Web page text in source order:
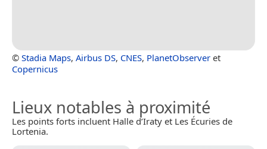
© Stadia Maps, Airbus DS, CNES, PlanetObserver et
Copernicus
Lieux notables à proximité
Les points forts incluent Halle d’Iraty et Les Écuries de
Lortenia.